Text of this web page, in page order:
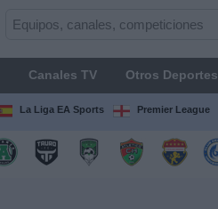
Canales TV Otros Deportes
La Liga EA Sports Premier League